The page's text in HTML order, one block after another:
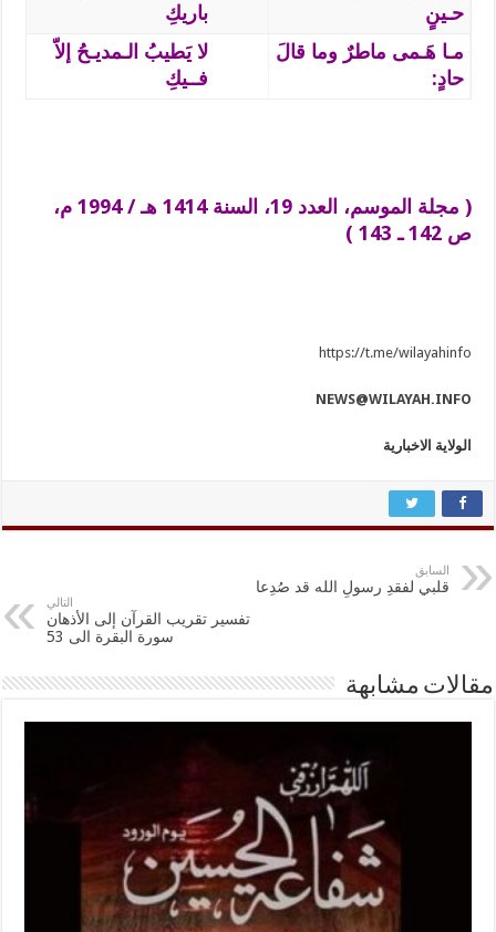
حـينٍ
باريكِ
مـا هَـمى ماطرٌ وما قالَ
حادٍ:
لا يَطيبُ الـمديـحُ إلاّ
فــيكِ
( مجلة الموسم، العدد 19، السنة 1414 هـ / 1994 م،
ص 142 ـ 143 )
https://t.me/wilayahinfo
NEWS@WILAYAH.INFO
الولاية الاخبارية
السابق
قلبي لفقدِ رسولِ الله قد صُدِعا
التالي
تفسير تقريب القرآن إلى الأذهان
سورة البقرة الى 53
مقالات مشابهة